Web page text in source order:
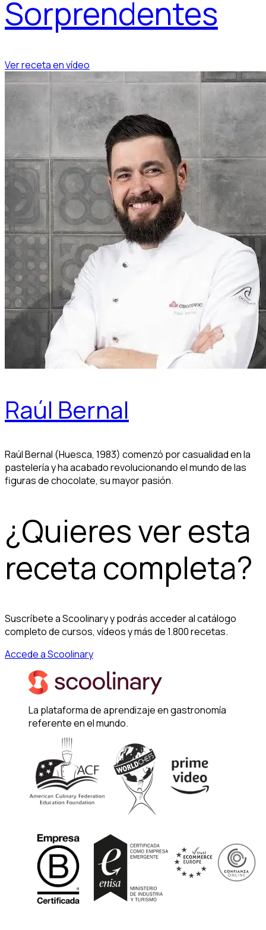
Sorprendentes
Ver receta en vídeo
Raúl Bernal
Raúl Bernal (Huesca, 1983) comenzó por casualidad en la
pastelería y ha acabado revolucionando el mundo de las
figuras de chocolate, su mayor pasión.
¿Quieres ver esta
receta completa?
Suscríbete a Scoolinary y podrás acceder al catálogo
completo de cursos, vídeos y más de 1.800 recetas.
Accede a Scoolinary
La plataforma de aprendizaje en gastronomía
referente en el mundo.